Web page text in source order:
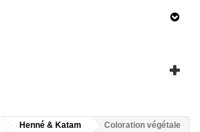
Henné & Katam
Coloration végétale